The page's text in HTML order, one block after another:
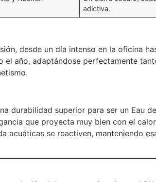
adictiva.
desde un día intenso en la oficina
año, adaptándose perfectamente
durabilidad superior para ser un Eau
que proyecta muy bien con el
acuáticas se reactiven, manteniendo